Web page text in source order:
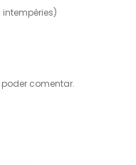
intempéries)
comentar.